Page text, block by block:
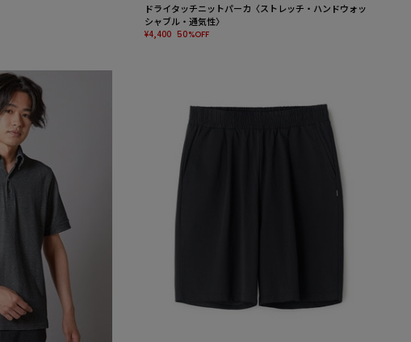
ドライタッチニットパーカ〈ストレッチ・ハンドウォッ
シャブル・通気性〉
¥4,400 50%OFF